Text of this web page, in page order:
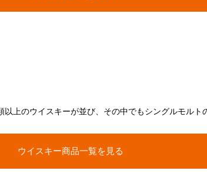
上のウイスキーが並び、その中でもシングルモル
ウイスキー商品一覧を見る